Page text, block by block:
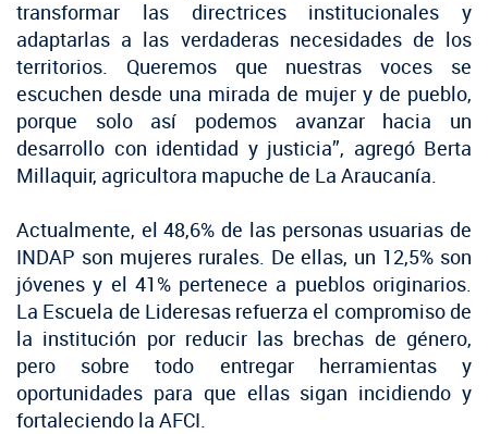
transformar las directrices institucionales y
adaptarlas a las verdaderas necesidades de los
territorios. Queremos que nuestras voces se
escuchen desde una mirada de mujer y de pueblo,
porque solo así podemos avanzar hacia un
desarrollo con identidad y justicia”, agregó Berta
Millaquir, agricultora mapuche de La Araucanía.
Actualmente, el 48,6% de las personas usuarias de
INDAP son mujeres rurales. De ellas, un 12,5% son
jóvenes y el 41% pertenece a pueblos originarios.
La Escuela de Lideresas refuerza el compromiso de
la institución por reducir las brechas de género,
pero sobre todo entregar herramientas y
oportunidades para que ellas sigan incidiendo y
fortaleciendo la AFCI.